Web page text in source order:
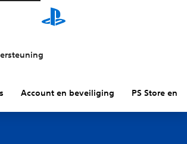
Account en beveiliging PS Store en